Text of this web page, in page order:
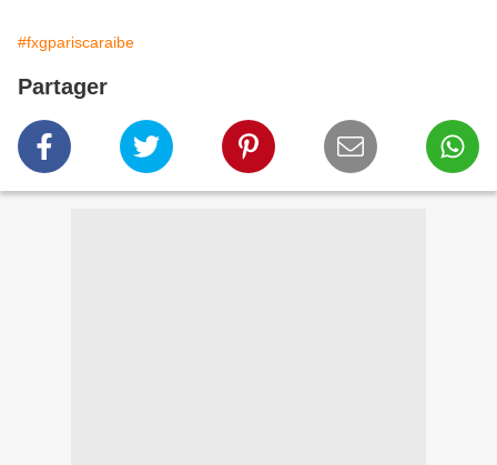
#fxgpariscaraibe
Partager